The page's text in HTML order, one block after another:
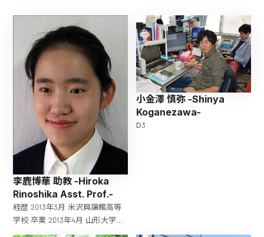
李鹿博華 助教 -Hiroka
Rinoshika Asst. Prof.-
経歴 2013年3月 米沢興譲館高等
学校 卒業 2013年4月 山形大学工
学部機械システム工学科 入学
小金澤 慎弥 -Shinya
Koganezawa-
D3